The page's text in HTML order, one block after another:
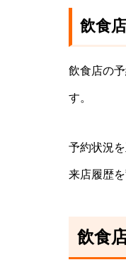
飲食
飲食店の
す。
予約状況
来店履歴
飲食